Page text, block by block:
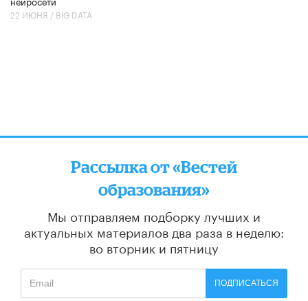
22 ИЮНЯ / BIG DATA
Рассылка от «Вестей
образования»
Мы отправляем подборку лучших и
актуальных материалов два раза в неделю:
во вторник и пятницу
ПОДПИСАТЬСЯ